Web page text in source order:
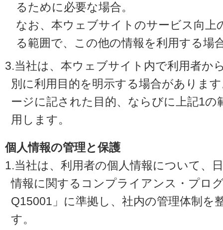
るために必要な場合。
なお、本ウェブサイトのサービス向上
る範囲で、この他の情報を利用する場
3.当社は、本ウェブサイト内で利用者か
別に利用目的を明示する場合がありま
ージに記された目的、ならびに上記1の
用します。
個人情報の管理と保護
1.当社は、利用者の個人情報について、
情報に関するコンプライアンス・プロ
Q15001」に準拠し、社内の管理体制を
す。